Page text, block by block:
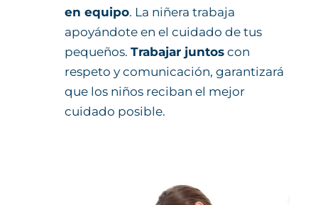
en equipo. La niñera trabaja
apoyándote en el cuidado de tus
pequeños. Trabajar juntos con
respeto y comunicación, garantizará
que los niños reciban el mejor
cuidado posible.